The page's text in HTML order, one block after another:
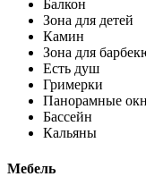
Балкон
Зона для детей
Камин
Зона для
Есть душ
Гримерки
Панорамные
Бассейн
Кальяны
Мебель